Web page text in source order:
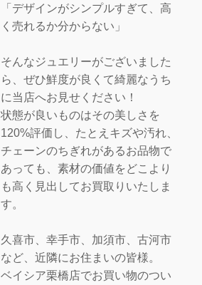
「デザインがシンプルすぎて、高
く売れるか分からない」
そんなジュエリーがございました
ら、ぜひ鮮度が良くて綺麗なうち
に当店へお見せください！
状態が良いものはその美しさを
120%評価し、たとえキズや汚れ、
チェーンのちぎれがあるお品物で
あっても、素材の価値をどこより
も高く見出してお買取りいたしま
す。
久喜市、幸手市、加須市、古河市
など、近隣にお住まいの皆様。
ベイシア栗橋店でお買い物のつい